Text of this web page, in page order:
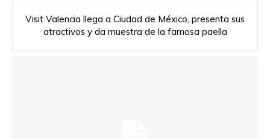
Visit Valencia llega a Ciudad de México, presenta sus
atractivos y da muestra de la famosa paella